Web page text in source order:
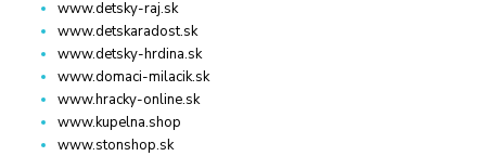
www.detsky-raj.sk
www.detskaradost.sk
www.detsky-hrdina.sk
www.domaci-milacik.sk
www.hracky-online.sk
www.kupelna.shop
www.stonshop.sk